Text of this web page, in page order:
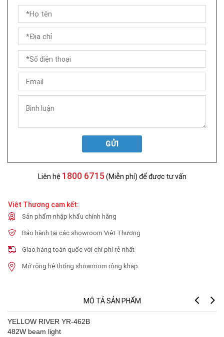
GỬI
Liên hệ 1800 6715 (Miễn phí) để được tư vấn
Việt Thương cam kết:
Sản phẩm nhập khẩu chính hãng
Bảo hành tại các showroom Việt Thương
Giao hàng toàn quốc với chi phí rẻ nhất
Mở rộng hệ thống showroom rộng khắp.
MÔ TẢ SẢN PHẨM
YELLOW RIVER YR-462B
482W beam light